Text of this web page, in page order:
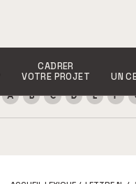
CADRER
VOTRE PROJET
UN
A B C D E F